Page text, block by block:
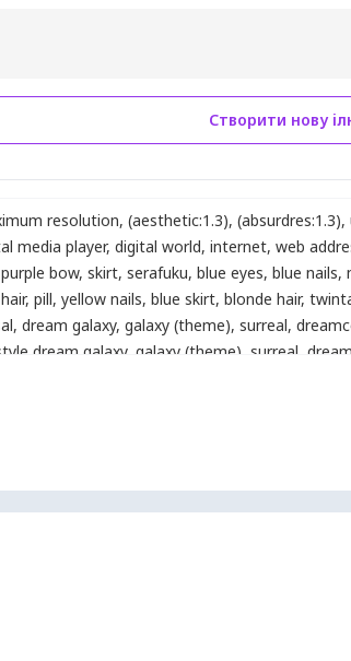
Створити нову
resolution, (aesthetic:1.3), (absurdres:1.3),
media player, digital world, internet, web
purple bow, skirt, serafuku, blue eyes, blue nails,
, pill, yellow nails, blue skirt, blonde hair,
, dream galaxy, galaxy (theme), surreal,
dream galaxy, galaxy (theme) surreal